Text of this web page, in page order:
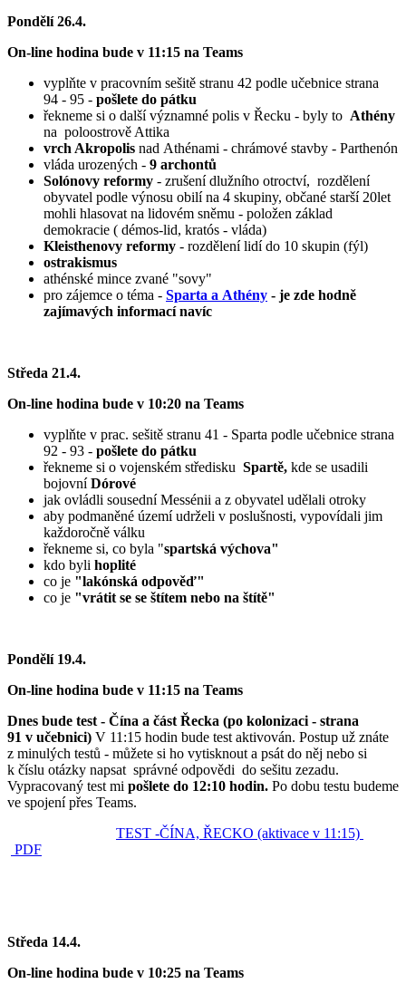
Pondělí 26.4.
On-line hodina bude v 11:15 na Teams
vyplňte v pracovním sešitě stranu 42 podle učebnice strana
94 - 95 - pošlete do pátku
řekneme si o další významné polis v Řecku - byly to Athény
na poloostrově Attika
vrch Akropolis nad Athénami - chrámové stavby - Parthenón
vláda urozených - 9 archontů
Solónovy reformy - zrušení dlužního otroctví, rozdělení
obyvatel podle výnosu obilí na 4 skupiny, občané starší 20let
mohli hlasovat na lidovém sněmu - položen základ
demokracie ( démos-lid, kratós - vláda)
Kleisthenovy reformy - rozdělení lidí do 10 skupin (fýl)
ostrakismus
athénské mince zvané "sovy"
pro zájemce o téma - Sparta a Athény - je zde hodně
zajímavých informací navíc
Středa 21.4.
On-line hodina bude v 10:20 na Teams
vyplňte v prac. sešitě stranu 41 - Sparta podle učebnice strana
92 - 93 - pošlete do pátku
řekneme si o vojenském středisku Spartě, kde se usadili
bojovníDórové
jak ovládli sousední Messénii a z obyvatel udělali otroky
aby podmaněné území udrželi v poslušnosti, vypovídali jim
každoročně válku
řekneme si, co byla "spartská výchova"
kdo byli hoplité
co je "lakónská odpověď"
co je "vrátit se se štítem nebo na štítě"
Pondělí 19.4.
On-line hodina bude v 11:15 na Teams
Dnes bude test - Čína a část Řecka (po kolonizaci - strana
91 v učebnici) V 11:15 hodin bude test aktivován. Postup už znáte
z minulých testů - můžete si ho vytisknout a psát do něj nebo si
k číslu otázky napsat správné odpovědi do sešitu zezadu.
Vypracovaný test mi pošlete do 12:10 hodin. Po dobu testu budeme
ve spojení přes Teams.
TEST -ČÍNA, ŘECKO (aktivace v 11:15)
PDF
Středa 14.4.
On-line hodina bude v 10:25 na Teams